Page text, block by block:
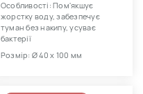
Особливості: Пом'якшує
жорстку воду, забезпечує
туман без накипу, усуває
бактерії
Розмір: Ø 40 х 100 мм